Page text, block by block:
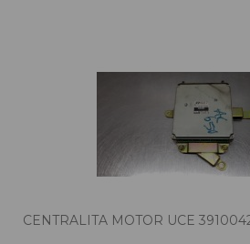
CENTRALITA MOTOR UCE